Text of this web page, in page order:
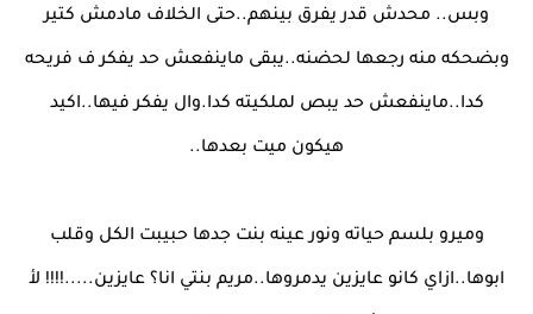
وبس.. محدش قدر يفرق بينهم..حتى الخلاف مادمش كتير
وبضحكه منه رجعها لحضنه..يبقى ماينفعش حد يفكر ف فريحه
كدا..ماينفعش حد يبص لملكيته كدا.وال يفكر فيها..اكيد
هيكون ميت بعدها..
وميرو بلسم حياته ونور عينه بنت جدها حبيبت الكل وقلب
ابوها..ازاي كانو عايزين يدمروها..مريم بنتي انا؟ عايزين.....!!!! لأ